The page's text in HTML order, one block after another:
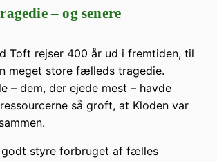
– og senere
Toft rejser 400 år ud i fremtiden, til
meget store fælleds tragedie.
– dem, der ejede mest – havde
så groft, at Kloden var
godt styre forbruget af fælles